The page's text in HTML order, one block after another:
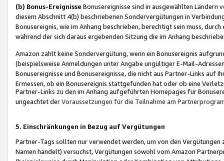
(b) Bonus-Ereignisse Bonusereignisse sind in ausgewählten Ländern
diesem Abschnitt 4(b) beschriebenen Sondervergütungen in
Bonusereignis, wie im Anhang beschrieben, berechtigt sein muss,
während der sich daraus ergebenden Sitzung die im Anhang
Amazon zahlt keine Sondervergütung, wenn ein Bonusereignis
(beispielsweise Anmeldungen unter Angabe ungültiger E-Mail-
Bonusereignisse und Bonusereignisse, die nicht aus Partner-Links auf
Ermessen, ob ein Bonusereignis stattgefunden hat oder ob eine
Partner-Links zu den im Anhang aufgeführten Homepages für
ungeachtet derVoraussetzungen für die Teilnahme am
5. Einschränkungen in Bezug auf Vergütungen
Partner-Tags sollten nur verwendet werden, um von den
Namen handelt) versuchst, Vergütungen sowohl vom Amazon